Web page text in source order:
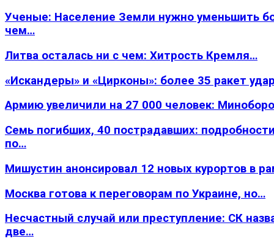
Ученые: Население Земли нужно уменьшить
чем…
Литва осталась ни с чем: Хитрость Кремля…
«Искандеры» и «Цирконы»: более 35 ракет
Армию увеличили на 27 000 человек:
Семь погибших, 40 пострадавших:
по…
Мишустин анонсировал 12 новых курортов в
Москва готова к переговорам по Украине, но…
Несчастный случай или преступление: СК
две…